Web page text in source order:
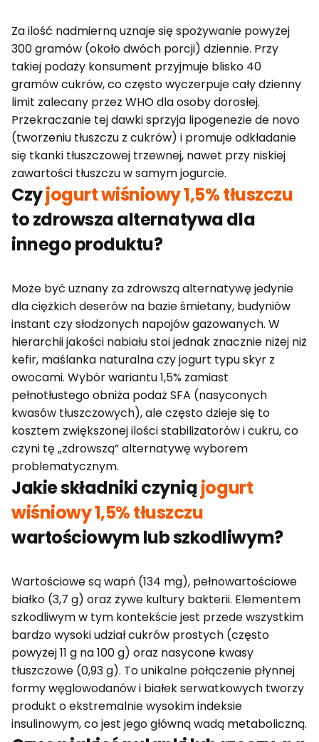
Za ilość nadmierną uznaje się spożywanie powyżej
300 gramów (około dwóch porcji) dziennie. Przy
takiej podaży konsument przyjmuje blisko 40
gramów cukrów, co często wyczerpuje cały dzienny
limit zalecany przez WHO dla osoby dorosłej.
Przekraczanie tej dawki sprzyja lipogenezie de novo
(tworzeniu tłuszczu z cukrów) i promuje odkładanie
się tkanki tłuszczowej trzewnej, nawet przy niskiej
zawartości tłuszczu w samym jogurcie.
Czyjogurt wiśniowy 1,5% tłuszczu
to zdrowsza alternatywa dla
innego produktu?
Może być uznany za zdrowszą alternatywę jedynie
dla ciężkich deserów na bazie śmietany, budyniów
instant czy słodzonych napojów gazowanych. W
hierarchii jakości nabiału stoi jednak znacznie niżej niż
kefir, maślanka naturalna czy jogurt typu skyr z
owocami. Wybór wariantu 1,5% zamiast
pełnotłustego obniża podaż SFA (nasyconych
kwasów tłuszczowych), ale często dzieje się to
kosztem zwiększonej ilości stabilizatorów i cukru, co
czyni tę „zdrowszą” alternatywę wyborem
problematycznym.
Jakie składniki czyniąjogurt
wiśniowy 1,5% tłuszczu
wartościowym lub szkodliwym?
Wartościowe są wapń (134 mg), pełnowartościowe
białko (3,7 g) oraz żywe kultury bakterii. Elementem
szkodliwym w tym kontekście jest przede wszystkim
bardzo wysoki udział cukrów prostych (często
powyżej 11 g na 100 g) oraz nasycone kwasy
tłuszczowe (0,93 g). To unikalne połączenie płynnej
formy węglowodanów i białek serwatkowych tworzy
produkt o ekstremalnie wysokim indeksie
insulinowym, co jest jego główną wadą metaboliczną.